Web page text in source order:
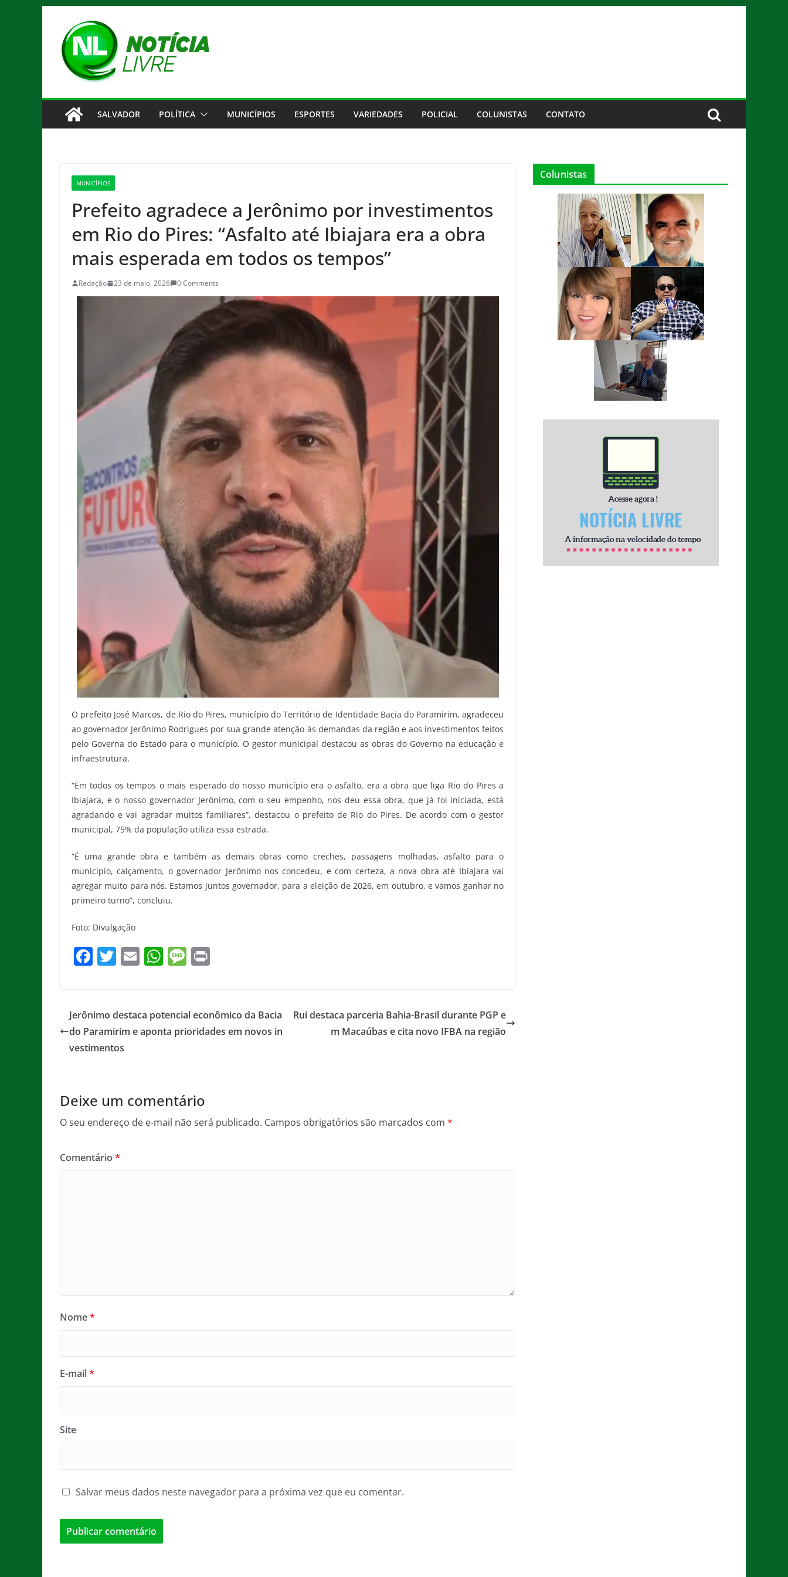
conteúdo
SALVADOR POLÍTICA MUNICÍPIOS ESPORTES VARIEDADES POLICIAL COLUNISTAS CONTATO
MUNICÍPIOS
Prefeito agradece a Jerônimo por investimentos
em Rio do Pires: “Asfalto até Ibiajara era a obra
mais esperada em todos os tempos”
Redação 23 de maio, 2026 0 Comments
O prefeito José Marcos, de Rio do Pires, município do Território de Identidade Bacia do Paramirim, agradeceu
ao governador Jerônimo Rodrigues por sua grande atenção às demandas da região e aos investimentos feitos
pelo Governa do Estado para o município. O gestor municipal destacou as obras do Governo na educação e
infraestrutura.
“Em todos os tempos o mais esperado do nosso município era o asfalto, era a obra que liga Rio do Pires a
Ibiajara, e o nosso governador Jerônimo, com o seu empenho, nos deu essa obra, que já foi iniciada, está
agradando e vai agradar muitos familiares”, destacou o prefeito de Rio do Pires. De acordo com o gestor
municipal, 75% da população utiliza essa estrada.
“É uma grande obra e também as demais obras como creches, passagens molhadas, asfalto para o
município, calçamento, o governador Jerônimo nos concedeu, e com certeza, a nova obra até Ibiajara vai
agregar muito para nós. Estamos juntos governador, para a eleição de 2026, em outubro, e vamos ganhar no
primeiro turno”, concluiu.
Foto: Divulgação
F
e
b
o
T
er
E
l
W
s
A
M
a
g
Jerônimo destaca potencial econômico da Bacia
do Paramirim e aponta prioridades em novos in
vestimentos
Rui destaca parceria Bahia-Brasil durante PGP e
m Macaúbas e cita novo IFBA na região
Deixe um comentário
O seu endereço de e-mail não será publicado. Campos obrigatórios são marcados com *
Comentário *
Nome*
E-mail*
Site
Salvar meus dados neste navegador para a próxima vez que eu comentar.
Colunistas